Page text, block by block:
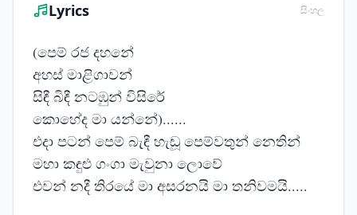
Lyrics සිංහල
(පෙම් රජ දහනේ
අහස් මාළිගාවන්
සිඳී බිඳී නටඹුන් විසිරේ
කොහේද මා යන්නේ)......
එදා පටන් පෙම් බැඳී හැඬූ පෙම්වතුන් නෙතින්
මහා කඳුළු ගංගා මැවුනා ලොවේ
එවන් නදී තිරයේ මා අසරනයි මා තනිවමයි.....